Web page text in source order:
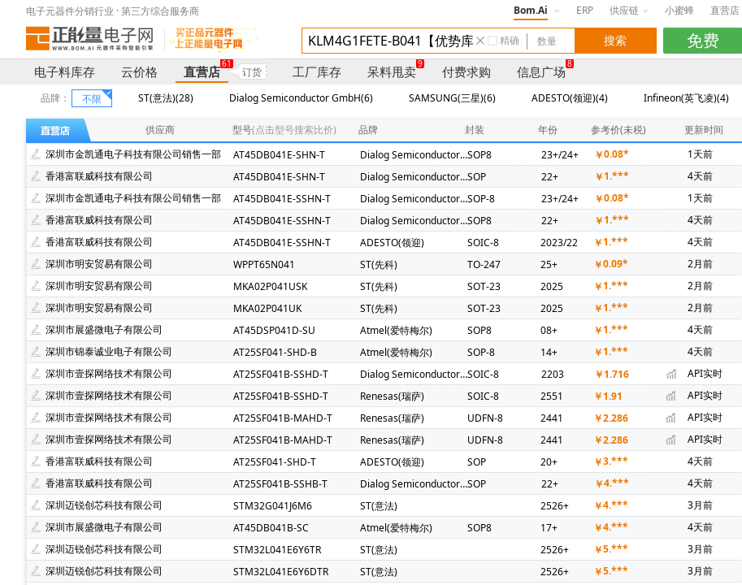
电子元器件分销行业 · 第三方综合服务商 Bom.Ai ERP 供应链 小蜜蜂 直营店
精确
电子料库存 云价格 直营店
61
订货 工厂库存 呆料甩卖
9
付费求购 信息广场
8
品牌： 不限 ST(意法)(28) Dialog Semiconductor GmbH(6) SAMSUNG(三星)(6) ADESTO(领迎)(4) Infineon(英飞凌)(4)
Atmel(爱特梅尔)(3)
供应商 型号(点击型号搜索比价) 品牌 封装 年份 参考价(未税) 更新时间
深圳市金凯通电子科技有限公司销售一部
AT45DB041E-SHN-T Dialog Semiconductor GmbHSOP8 23+/24+ ￥0.08* 1天前
香港富联威科技有限公司
AT45DB041E-SHN-T Dialog Semiconductor GmbHSOP 22+ ￥1.*** 4天前
深圳市金凯通电子科技有限公司销售一部
AT45DB041E-SSHN-T Dialog Semiconductor GmbHSOP-8 23+/24+ ￥0.08* 1天前
香港富联威科技有限公司
AT45DB041E-SSHN-T Dialog Semiconductor GmbHSOP8 22+ ￥1.*** 4天前
香港富联威科技有限公司
AT45DB041E-SSHN-T ADESTO(领迎) SOIC-8 2023/22 ￥1.*** 4天前
深圳市明安贸易有限公司
WPPT65N041 ST(先科) TO-247 25+ ￥0.09* 2月前
深圳市明安贸易有限公司
MKA02P041USK ST(先科) SOT-23 2025 ￥1.*** 2月前
深圳市明安贸易有限公司
MKA02P041UK ST(先科) SOT-23 2025 ￥1.*** 2月前
深圳市展盛微电子有限公司
AT45DSP041D-SU Atmel(爱特梅尔) SOP8 08+ ￥1.*** 4天前
深圳市锦泰诚业电子有限公司
AT25SF041-SHD-B Atmel(爱特梅尔) SOP-8 14+ ￥1.*** 4天前
深圳市壹探网络技术有限公司
AT25SF041B-SSHD-T Dialog Semiconductor GmbHSOIC-8 2203 ￥1.716 API实时
深圳市壹探网络技术有限公司
AT25SF041B-SSHD-T Renesas(瑞萨) SOIC-8 2551 ￥1.91 API实时
深圳市壹探网络技术有限公司
AT25SF041B-MAHD-T Renesas(瑞萨) UDFN-8 2441 ￥2.286 API实时
深圳市壹探网络技术有限公司
AT25SF041B-MAHD-T Renesas(瑞萨) UDFN-8 2441 ￥2.286 API实时
香港富联威科技有限公司
AT25SF041-SHD-T ADESTO(领迎) SOP 20+ ￥3.*** 4天前
香港富联威科技有限公司
AT25SF041B-SSHB-T Dialog Semiconductor GmbHSOP 22+ ￥4.*** 4天前
深圳迈锐创芯科技有限公司
STM32G041J6M6 ST(意法) 2526+ ￥4.*** 3月前
深圳市展盛微电子有限公司
AT45DB041B-SC Atmel(爱特梅尔) SOP8 17+ ￥4.*** 4天前
深圳迈锐创芯科技有限公司
STM32L041E6Y6TR ST(意法) 2526+ ￥5.*** 3月前
深圳迈锐创芯科技有限公司
STM32L041E6Y6DTR ST(意法) 2526+ ￥5.*** 3月前